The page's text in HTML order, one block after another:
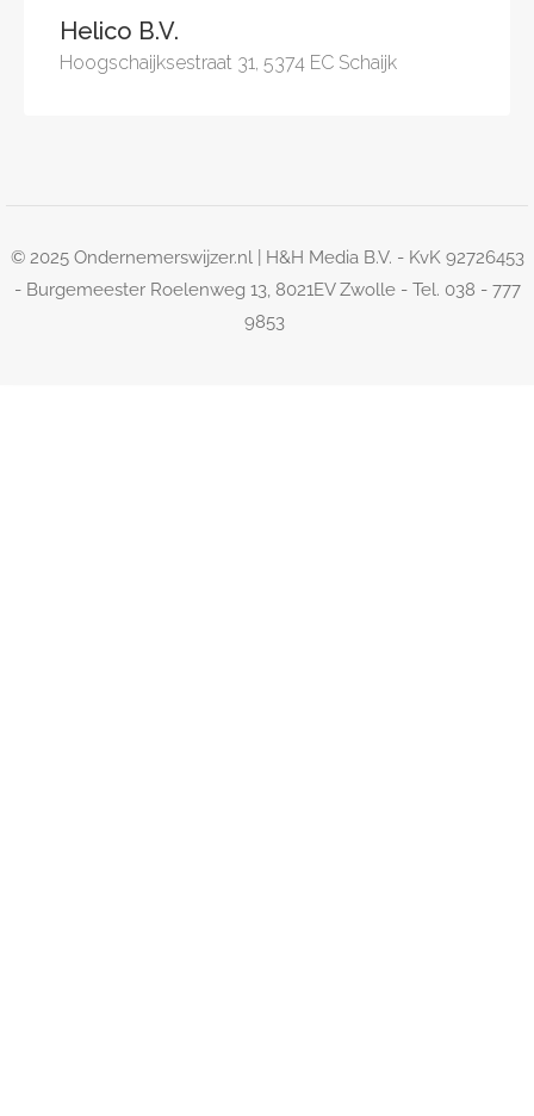
Helico B.V.
Hoogschaijksestraat 31, 5374 EC Schaijk
© 2025 Ondernemerswijzer.nl | H&H Media B.V. - KvK 92726453
- Burgemeester Roelenweg 13, 8021EV Zwolle - Tel. 038 - 777
9853